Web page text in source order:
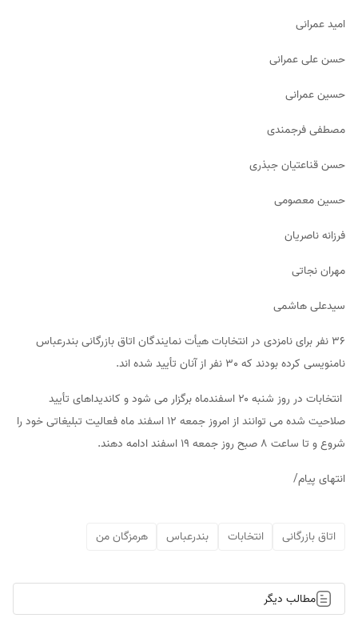
امید عمرانی
حسن علی عمرانی
حسین عمرانی
مصطفی فرجمندی
حسن قناعتیان جبذری
حسین معصومی
فرزانه ناصریان
مهران نجاتی
سیدعلی هاشمی
36 نفر برای نامزدی در انتخابات هیأت نمایندگان اتاق بازرگانی بندرعباس
نامنویسی کرده بودند که 30 نفر از آنان تأیید شده اند.
انتخابات در روز شنبه ۲۰ اسفندماه برگزار می شود و کاندیداهای تأیید
صلاحیت شده می توانند از امروز جمعه ۱۲ اسفند ماه فعالیت تبلیغاتی خود را
شروع و تا ساعت ۸ صبح روز جمعه ۱۹ اسفند ادامه دهند.
انتهای پیام/
اتاق بازرگانی انتخابات بندرعباس هرمزگان من
مطالب دیگر